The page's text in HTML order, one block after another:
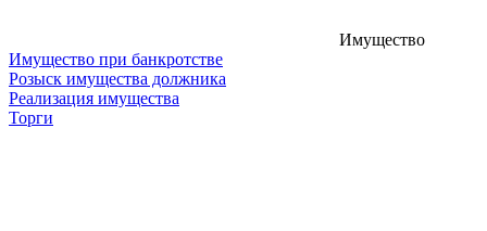
Имущество
Имущество при банкротстве
Розыск имущества должника
Реализация имущества
Торги